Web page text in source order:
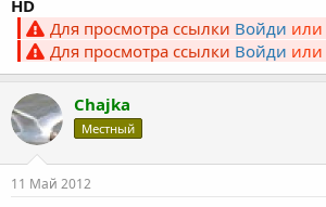
HD
Для просмотра ссылки Войди или
Для просмотра ссылки Войди или
Chajka
Местный
11 Май 2012